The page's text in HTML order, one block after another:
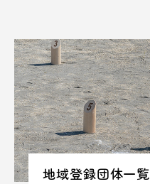
地域登録団体一覧